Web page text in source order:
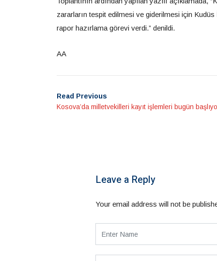
zararların tespit edilmesi ve giderilmesi için
rapor hazırlama görevi verdi.” denildi.
AA
Read Previous
Kosova’da milletvekilleri kayıt işlemleri bugün
Leave a Reply
Your email address will not be